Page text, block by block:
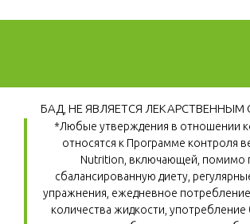
БАД, НЕ ЯВЛЯЕТСЯ ЛЕКАРСТВЕННЫМ
*Любые утверждения в отношении
относятся к Программе контроля
Nutrition, включающей, помимо
сбалансированную диету,
упражнения, ежедневное
количества жидкости, употребление